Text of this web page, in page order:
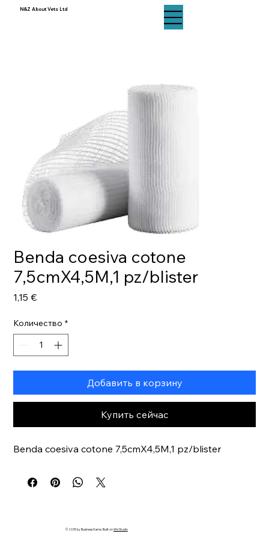
N&Z About Vets Ltd
Benda coesiva cotone
7,5cmX4,5M,1 pz/blister
1,15 €Цена
Количество *
Добавить в корзину
Купить сейчас
Benda coesiva cotone 7,5cmX4,5M,1 pz/blister
© 2035 by Business Name. Built onWix Studio